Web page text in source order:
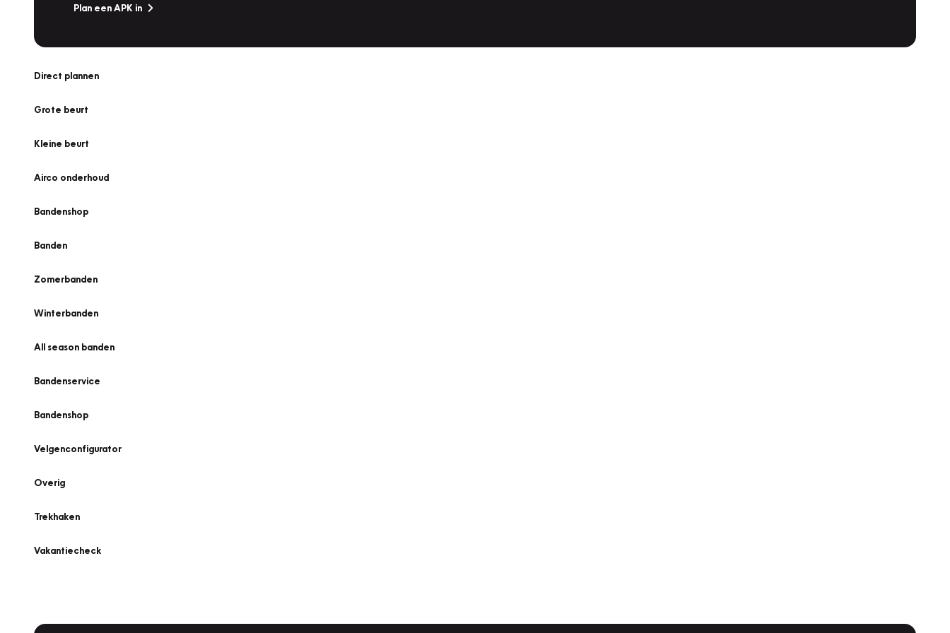
Plan een APK in
Direct plannen
Grote beurt
Kleine beurt
Airco onderhoud
Bandenshop
Banden
Zomerbanden
Winterbanden
All season banden
Bandenservice
Bandenshop
Velgenconfigurator
Overig
Trekhaken
Vakantiecheck